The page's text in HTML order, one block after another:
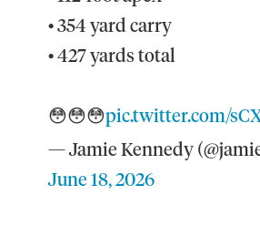
• 354 yard carry
• 427 yards total
😳😳😳pic.twitter.com/
— Jamie Kennedy
June 18, 2026